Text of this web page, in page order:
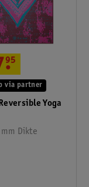
Yoga
mm Dikte
via partner
.
95